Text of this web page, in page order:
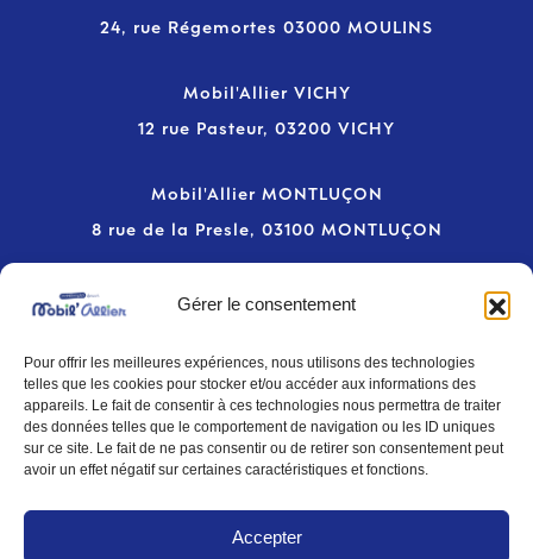
Gérer le consentement
Pour offrir les meilleures expériences, nous utilisons des technologies
telles que les cookies pour stocker et/ou accéder aux informations des
appareils. Le fait de consentir à ces technologies nous permettra de traiter
des données telles que le comportement de navigation ou les ID uniques
sur ce site. Le fait de ne pas consentir ou de retirer son consentement peut
avoir un effet négatif sur certaines caractéristiques et fonctions.
Accepter
24, rue Régemortes 03000 MOULINS
Mobil'Allier VICHY
12 rue Pasteur, 03200 VICHY
Mobil'Allier MONTLUÇON
8 rue de la Presle, 03100 MONTLUÇON
Newsletter
Inscrivez-vous pour rester informé des nouveautés sur
la mobilité dans l'Allier
S'inscrire